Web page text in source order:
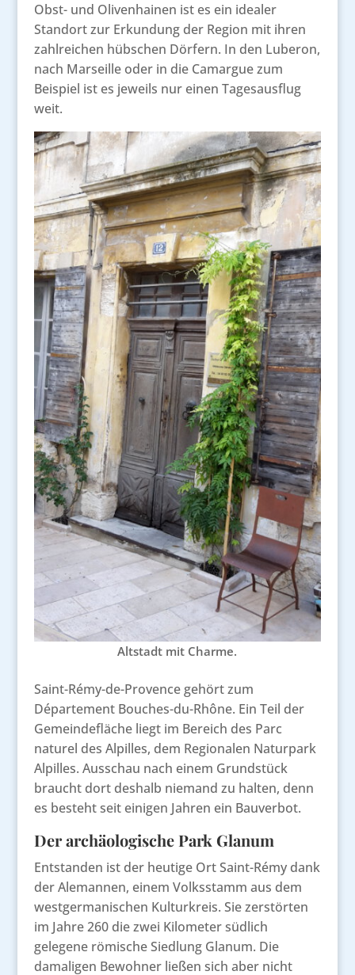
Obst- und Olivenhainen ist es ein idealer
Standort zur Erkundung der Region mit ihren
zahlreichen hübschen Dörfern. In den Luberon,
nach Marseille oder in die Camargue zum
Beispiel ist es jeweils nur einen Tagesausflug
weit.
Altstadt mit Charme.
Saint-Rémy-de-Provence gehört zum
Département Bouches-du-Rhône. Ein Teil der
Gemeindefläche liegt im Bereich des Parc
naturel des Alpilles, dem Regionalen Naturpark
Alpilles. Ausschau nach einem Grundstück
braucht dort deshalb niemand zu halten, denn
es besteht seit einigen Jahren ein Bauverbot.
Der archäologische Park Glanum
Entstanden ist der heutige Ort Saint-Rémy dank
der Alemannen, einem Volksstamm aus dem
westgermanischen Kulturkreis. Sie zerstörten
im Jahre 260 die zwei Kilometer südlich
gelegene römische Siedlung Glanum. Die
damaligen Bewohner ließen sich aber nicht